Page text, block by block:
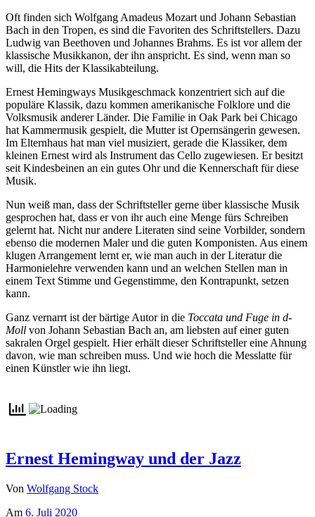
Oft finden sich Wolfgang Amadeus Mozart und Johann Sebastian
Bach in den Tropen, es sind die Favoriten des Schriftstellers. Dazu
Ludwig van Beethoven und Johannes Brahms. Es ist vor allem der
klassische Musikkanon, der ihn anspricht. Es sind, wenn man so
will, die Hits der Klassikabteilung.
Ernest Hemingways Musikgeschmack konzentriert sich auf die
populäre Klassik, dazu kommen amerikanische Folklore und die
Volksmusik anderer Länder. Die Familie in Oak Park bei Chicago
hat Kammermusik gespielt, die Mutter ist Opernsängerin gewesen.
Im Elternhaus hat man viel musiziert, gerade die Klassiker, dem
kleinen Ernest wird als Instrument das Cello zugewiesen. Er besitzt
seit Kindesbeinen an ein gutes Ohr und die Kennerschaft für diese
Musik.
Nun weiß man, dass der Schriftsteller gerne über klassische Musik
gesprochen hat, dass er von ihr auch eine Menge fürs Schreiben
gelernt hat. Nicht nur andere Literaten sind seine Vorbilder, sondern
ebenso die modernen Maler und die guten Komponisten. Aus einem
klugen Arrangement lernt er, wie man auch in der Literatur die
Harmonielehre verwenden kann und an welchen Stellen man in
einem Text Stimme und Gegenstimme, den Kontrapunkt, setzen
kann.
Ganz vernarrt ist der bärtige Autor in die Toccata und Fuge in d-
Moll von Johann Sebastian Bach an, am liebsten auf einer guten
sakralen Orgel gespielt. Hier erhält dieser Schriftsteller eine Ahnung
davon, wie man schreiben muss. Und wie hoch die Messlatte für
einen Künstler wie ihn liegt.
Ernest Hemingway und der Jazz
Von Wolfgang Stock
Am 6. Juli 2020